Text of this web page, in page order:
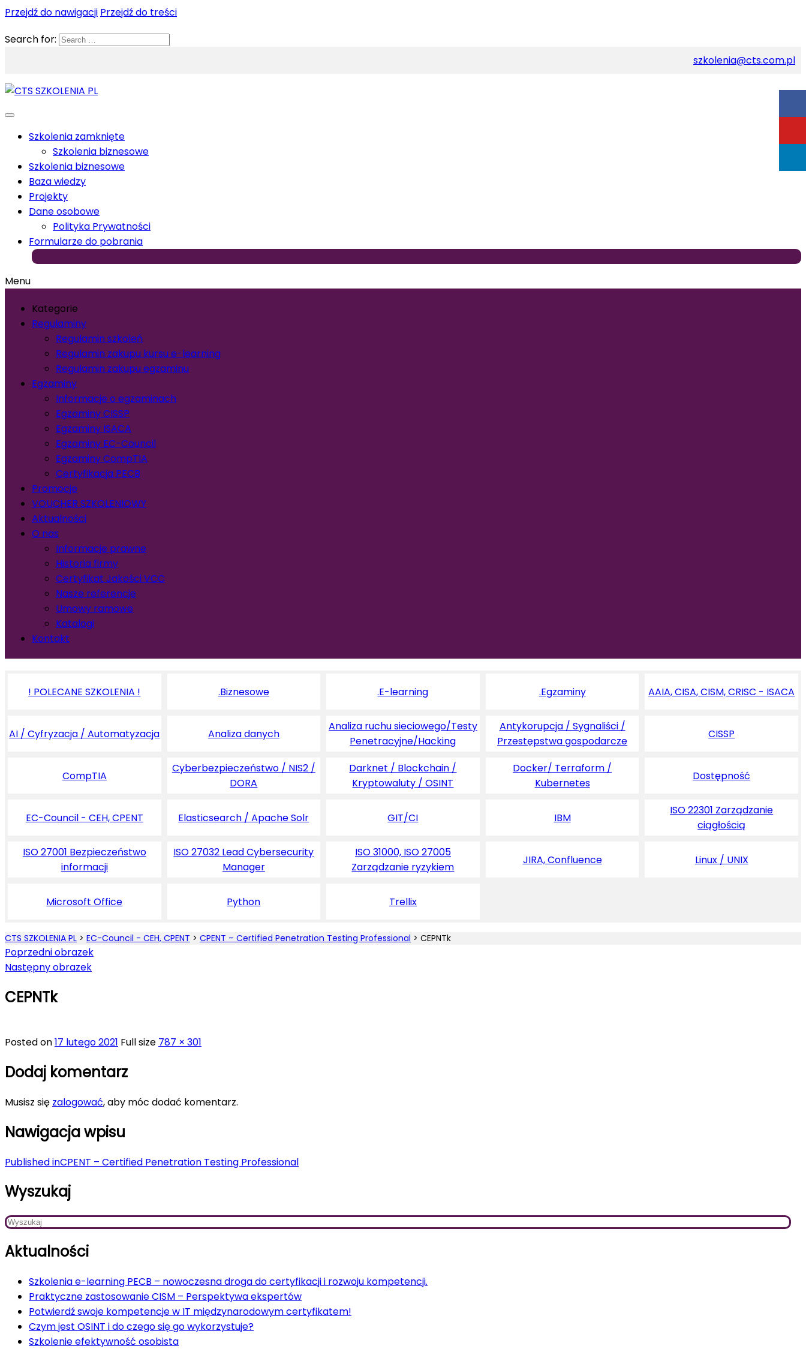
Przejdź do nawigacji Przejdź do treści
Search for:
szkolenia@cts.com.pl
Szkolenia zamknięte
Szkolenia biznesowe
Szkolenia biznesowe
Baza wiedzy
Projekty
Dane osobowe
Polityka Prywatności
Formularze do pobrania
Menu
Kategorie
Regulaminy
Regulamin szkoleń
Regulamin zakupu kursu e-learning
Regulamin zakupu egzaminu
Egzaminy
Informacje o egzaminach
Egzaminy CISSP
Egzaminy ISACA
Egzaminy EC-Council
Egzaminy CompTIA
Certyfikacja PECB
Promocje
VOUCHER SZKOLENIOWY
Aktualności
O nas
Informacje prawne
Historia firmy
Certyfikat Jakości VCC
Nasze referencje
Umowy ramowe
Katalogi
Kontakt
! POLECANE SZKOLENIA ! .Biznesowe .E-learning .Egzaminy AAIA, CISA, CISM, CRISC - ISACA
AI / Cyfryzacja / Automatyzacja Analiza danych
Analiza ruchu sieciowego/Testy
Penetracyjne/Hacking
Antykorupcja / Sygnaliści /
Przestępstwa gospodarcze
CISSP
CompTIA
Cyberbezpieczeństwo / NIS2 /
DORA
Darknet / Blockchain /
Kryptowaluty / OSINT
Docker/ Terraform /
Kubernetes
Dostępność
EC-Council - CEH, CPENT Elasticsearch / Apache Solr GIT/CI IBM
ISO 22301 Zarządzanie
ciągłością
ISO 27001 Bezpieczeństwo
informacji
ISO 27032 Lead Cybersecurity
Manager
ISO 31000, ISO 27005
Zarządzanie ryzykiem
JIRA, Confluence Linux / UNIX
Microsoft Office Python Trellix
CTS SZKOLENIA PL > EC-Council - CEH, CPENT > CPENT – Certified Penetration Testing Professional > CEPNTk
Poprzedni obrazek
Następny obrazek
CEPNTk
Posted on17 lutego 2021 Full size 787 × 301
Dodaj komentarz
Musisz się zalogować, aby móc dodać komentarz.
Nawigacja wpisu
Published inCPENT – Certified Penetration Testing Professional
Wyszukaj
Aktualności
Szkolenia e-learning PECB – nowoczesna droga do certyfikacji i rozwoju kompetencji.
Praktyczne zastosowanie CISM – Perspektywa ekspertów
Potwierdź swoje kompetencje w IT międzynarodowym certyfikatem!
Czym jest OSINT i do czego się go wykorzystuje?
Szkolenie efektywność osobista